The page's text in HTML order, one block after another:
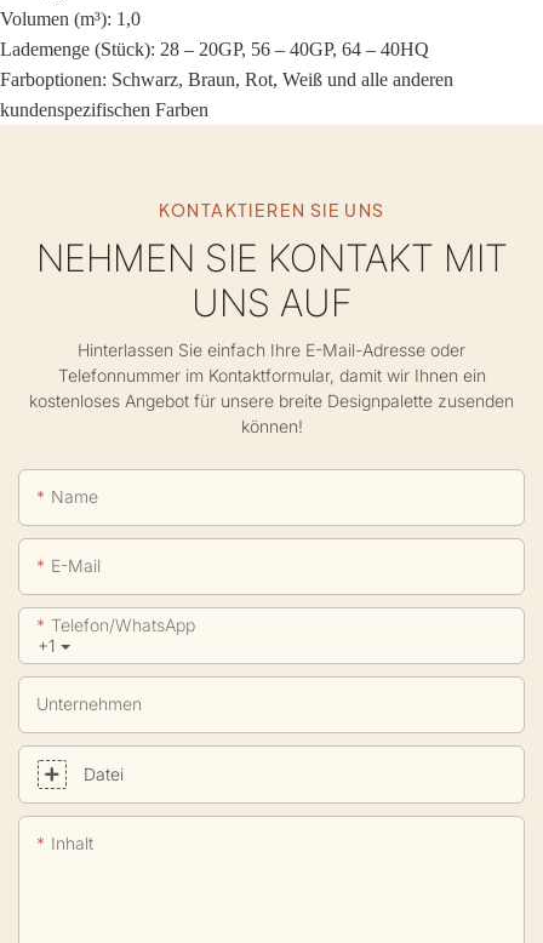
Volumen (m³): 1,0
Lademenge (Stück): 28 – 20GP, 56 – 40GP, 64 – 40HQ
Farboptionen: Schwarz, Braun, Rot, Weiß und alle anderen
kundenspezifischen Farben
KONTAKTIEREN SIE UNS
NEHMEN SIE KONTAKT MIT
UNS AUF
Hinterlassen Sie einfach Ihre E-Mail-Adresse oder
Telefonnummer im Kontaktformular, damit wir Ihnen ein
kostenloses Angebot für unsere breite Designpalette zusenden
können!
Name
E-Mail
+1
Telefon/WhatsApp
Unternehmen
Datei
Inhalt